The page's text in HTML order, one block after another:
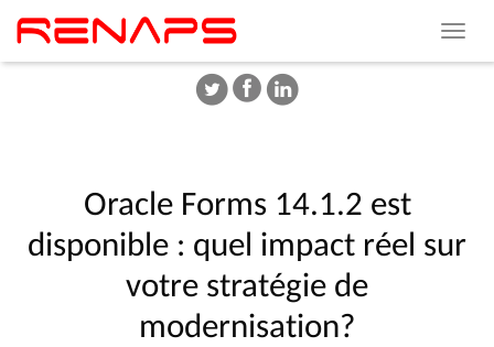
Toggle
Oracle Forms 14.1.2 est
disponible : quel impact réel sur
votre stratégie de
modernisation?